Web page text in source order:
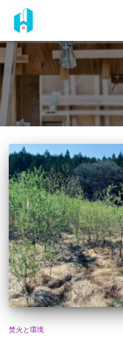
焚火と環境